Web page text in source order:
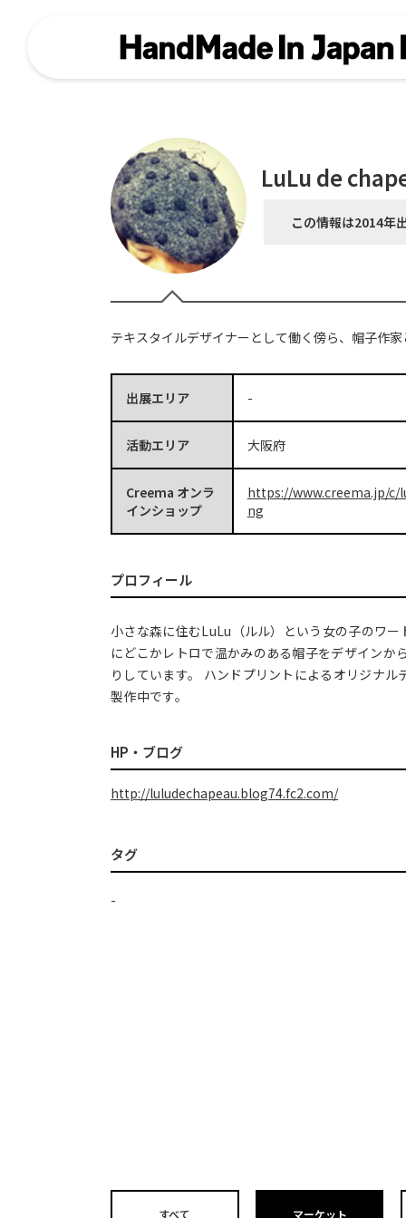
LuLu de
この情報は2014年
テキスタイルデザイナーとして働く傍ら、帽子作
出展エリア -
活動エリア 大阪府
Creema オンラ
インショップ
https://www.creema.jp/c/
ng
プロフィール
小さな森に住むLuLu（ルル）という女の子のワー
にどこかレトロで温かみのある帽子をデザインか
りしています。 ハンドプリントによるオリジナル
製作中です。
HP・ブログ
http://luludechapeau.blog74.fc2.com/
タグ
-
すべて マーケット